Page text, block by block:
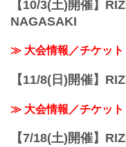
【10/3(土)開催】
NAGASAKI
≫ 大会情報／チケット
【11/8(日)開催】
≫ 大会情報／チケット
【7/18(土)開催】